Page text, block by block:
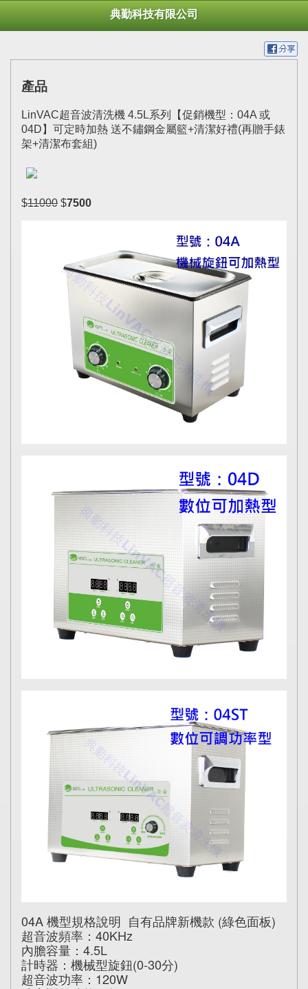
典勤科技有限公司
產品
LinVAC超音波清洗機 4.5L系列【促銷機型：04A 或
04D】可定時加熱 送不鏽鋼金屬籃+清潔好禮(再贈手錶
架+清潔布套組)
$11000 $7500
04A 機型規格說明 自有品牌新機款 (綠色面板)
超音波頻率：40KHz
內膽容量：4.5L
計時器：機械型旋鈕(0-30分)
超音波功率：120W